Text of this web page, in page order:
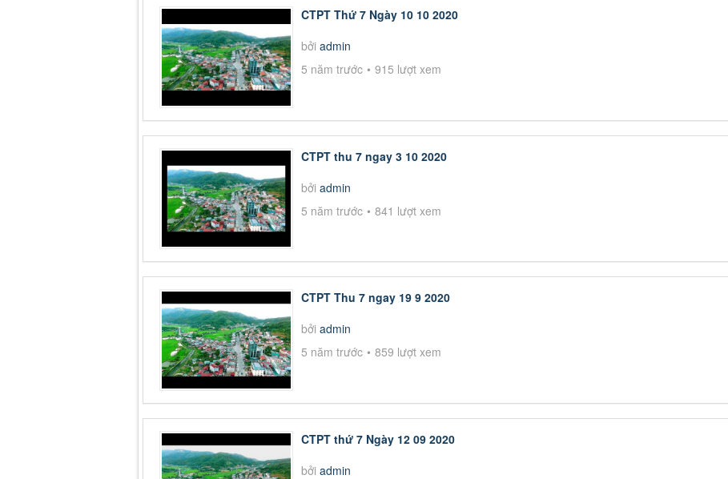
CTPT Thứ 7 Ngày 10 10 2020
bởi admin
5 năm trước
915 lượt xem
CTPT thu 7 ngay 3 10 2020
bởi admin
5 năm trước
841 lượt xem
CTPT Thu 7 ngay 19 9 2020
bởi admin
5 năm trước
859 lượt xem
CTPT thứ 7 Ngày 12 09 2020
bởi admin